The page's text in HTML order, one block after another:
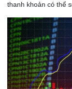
thanh khoản có thể